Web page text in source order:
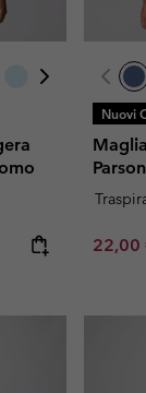
price:
Nuovi
22,00